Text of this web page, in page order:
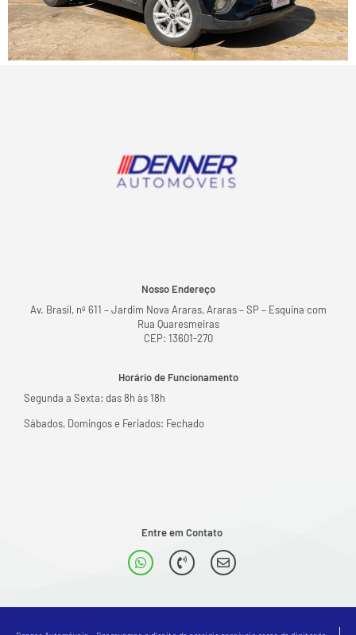
Nosso Endereço
Av. Brasil, nº 611 – Jardim Nova Araras, Araras – SP – Esquina com
Rua Quaresmeiras
CEP: 13601-270
Horário de Funcionamento
Segunda a Sexta: das 8h às 18h
Sábados, Domingos e Feriados: Fechado
Entre em Contato